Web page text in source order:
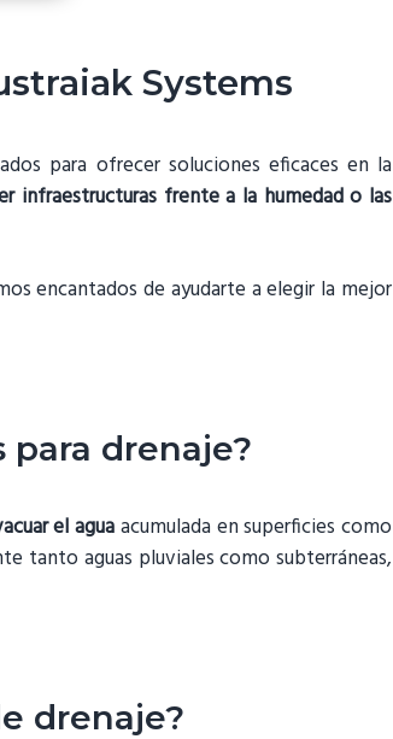
Systems
para ofrecer soluciones eficaces en la
infraestructuras frente a la humedad o las
encantados de ayudarte a elegir la mejor
para drenaje?
el aguaacumulada en superficies como
tanto aguas pluviales como subterráneas,
drenaje?